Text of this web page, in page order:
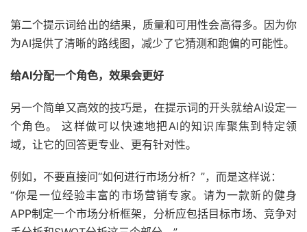
第二个提示词给出的结果，质量和可用性会高得多。因为你
为AI提供了清晰的路线图，减少了它猜测和跑偏的可能性。
给AI分配一个角色，效果会更好
另一个简单又高效的技巧是，在提示词的开头就给AI设定一
个角色。 这样做可以快速地把AI的知识库聚焦到特定领
域，让它的回答更专业、更有针对性。
例如，不要直接问“如何进行市场分析？”，而是这样说：
“你是一位经验丰富的市场营销专家。请为一款新的健身
APP制定一个市场分析框架，分析应包括目标市场、竞争对